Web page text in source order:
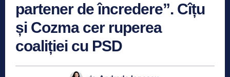
partener de încredere”. Cîțu
și Cozma cer ruperea
coaliției cu PSD